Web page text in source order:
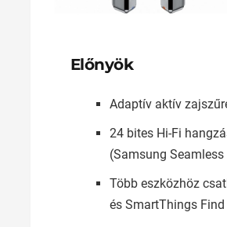
Előnyök
Adaptív aktív
24 bites Hi-Fi
(Samsung Seamless
Több eszközhöz
és SmartThings Find